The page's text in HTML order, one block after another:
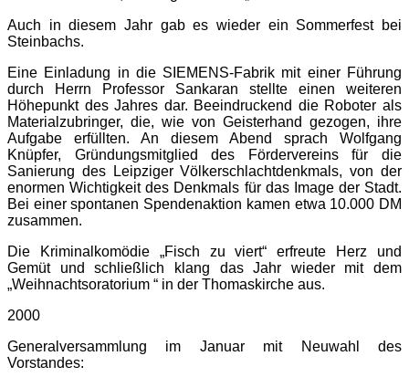
Auch in diesem Jahr gab es wieder ein Sommerfest bei
Steinbachs.
Eine Einladung in die SIEMENS-Fabrik mit einer Führung
durch Herrn Professor Sankaran stellte einen weiteren
Höhepunkt des Jahres dar. Beeindruckend die Roboter als
Materialzubringer, die, wie von Geisterhand gezogen, ihre
Aufgabe erfüllten. An diesem Abend sprach Wolfgang
Knüpfer, Gründungsmitglied des Fördervereins für die
Sanierung des Leipziger Völkerschlachtdenkmals, von der
enormen Wichtigkeit des Denkmals für das Image der Stadt.
Bei einer spontanen Spendenaktion kamen etwa 10.000 DM
zusammen.
Die Kriminalkomödie „Fisch zu viert“ erfreute Herz und
Gemüt und schließlich klang das Jahr wieder mit dem
„Weihnachtsoratorium “ in der Thomaskirche aus.
2000
Generalversammlung im Januar mit Neuwahl des
Vorstandes: